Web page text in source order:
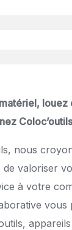
louez
nous
de valoriser
à votre
vous